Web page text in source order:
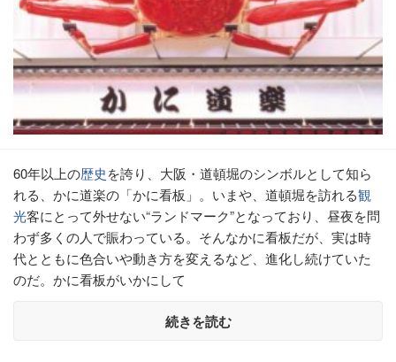
60年以上の歴史を誇り、大阪・道頓堀のシンボルとして知ら
れる、かに道楽の「かに看板」。いまや、道頓堀を訪れる観
光客にとって外せない“ランドマーク”となっており、昼夜を問
わず多くの人で賑わっている。そんなかに看板だが、実は時
代とともに色合いや動き方を変えるなど、進化し続けていた
のだ。かに看板がいかにして
続きを読む